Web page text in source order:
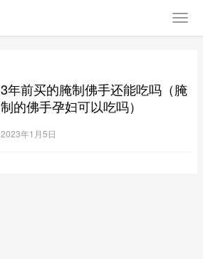
3年前买的腌制佛手还能吃吗（腌
制的佛手孕妇可以吃吗）
2023年1月5日